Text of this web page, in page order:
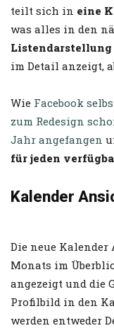
teilt sich in eine
was alles in den
Listendarstellung
im Detail anzeigt,
Wie Facebook
zum Redesign
Jahr angefangen
für jeden
Kalender
Die neue
Monats im
angezeigt und die
Profilbild in den
werden entweder